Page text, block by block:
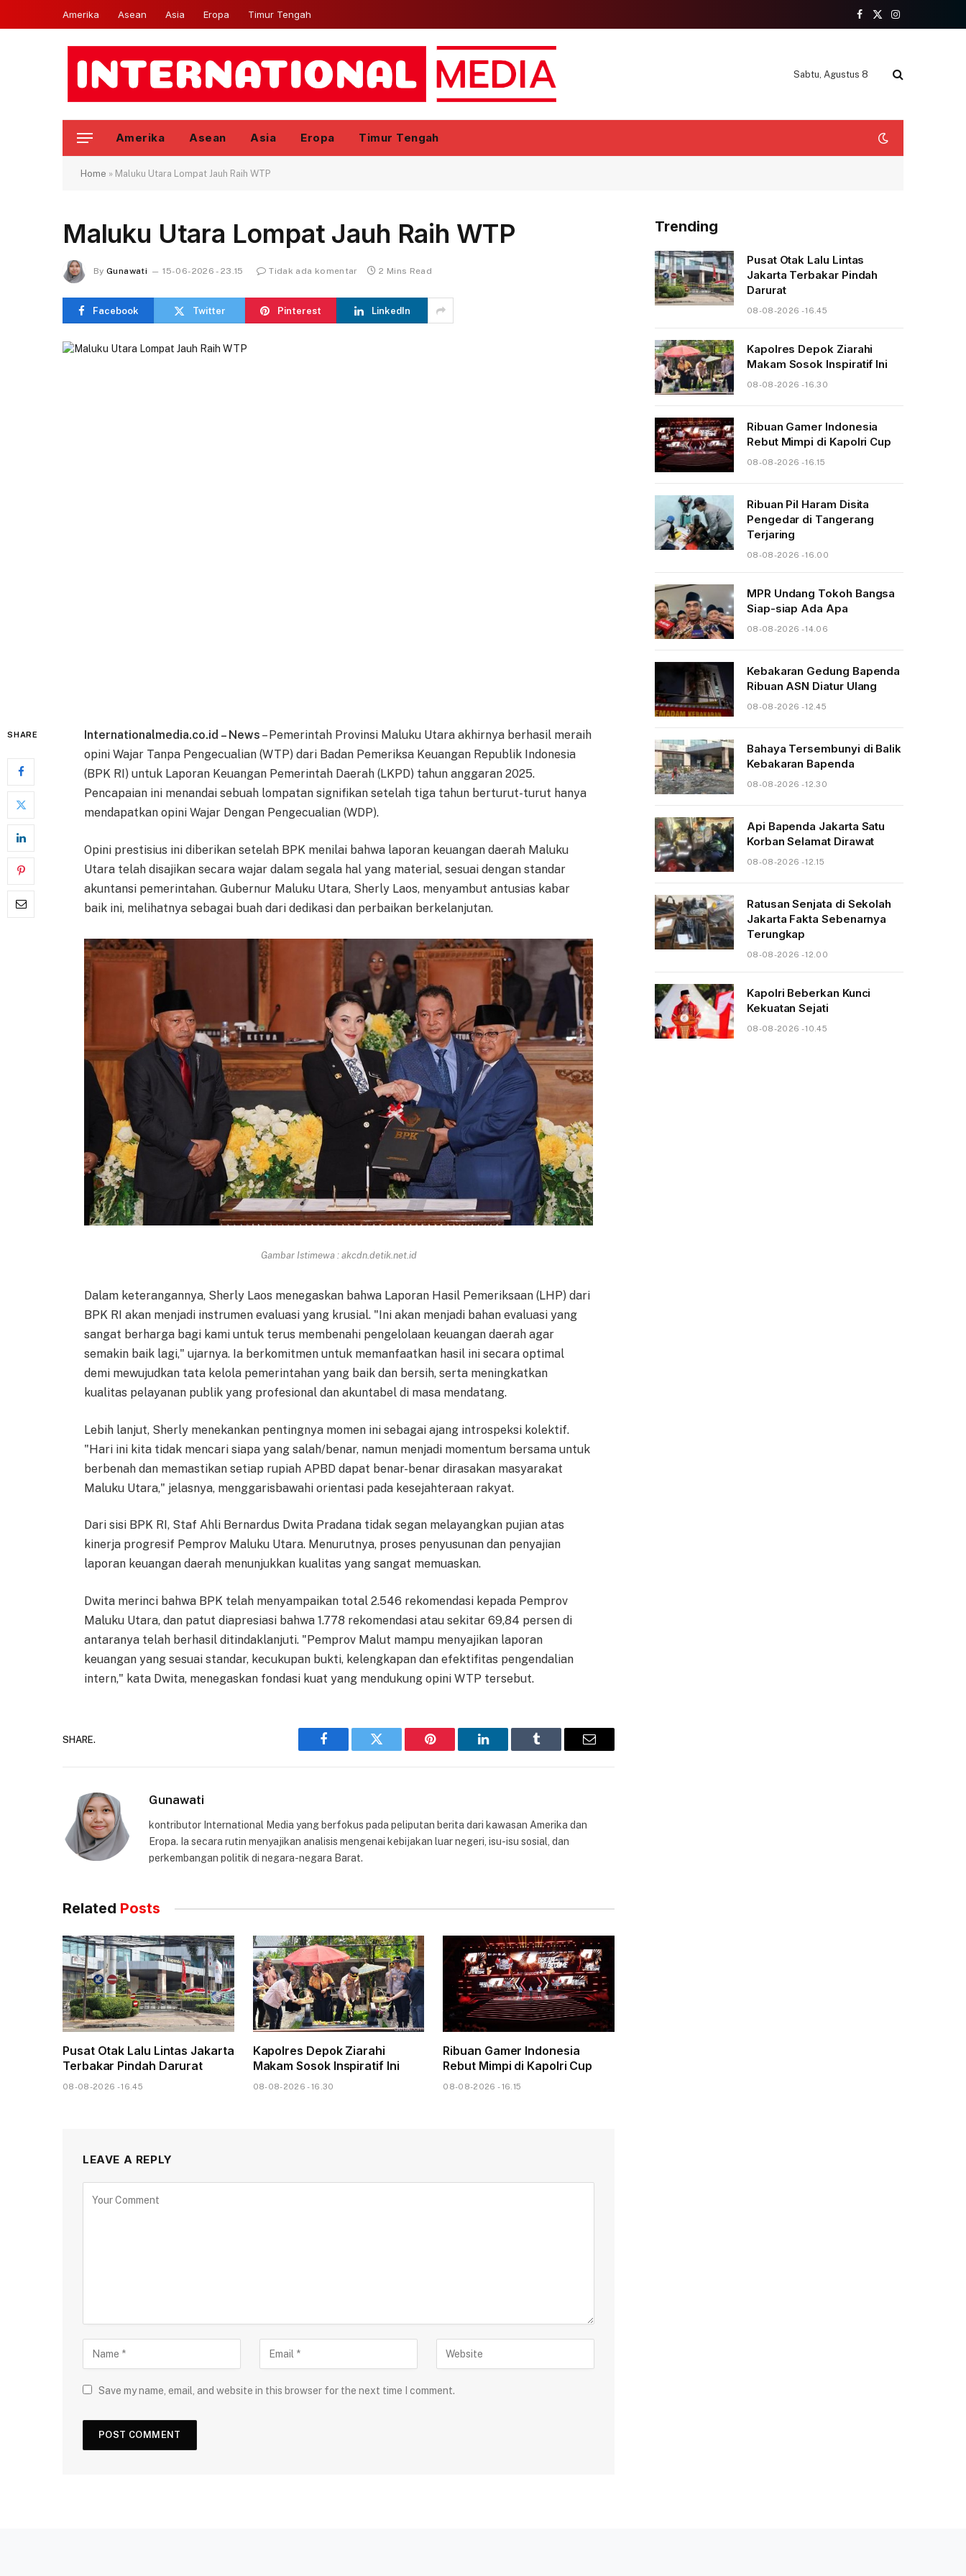
Amerika Asean Asia Eropa Timur Tengah
Facebook
X
Instagram
Sabtu, Agustus 8
Amerika Asean Asia Eropa Timur Tengah
Home » Maluku Utara Lompat Jauh Raih WTP
Maluku Utara Lompat Jauh Raih WTP
By Gunawati 15-06-2026 - 23.15 Tidak ada komentar 2 Mins Read
Facebook Twitter Pinterest LinkedIn
SHARE Internationalmedia.co.id – News – Pemerintah Provinsi Maluku Utara akhirnya berhasil meraih
opini Wajar Tanpa Pengecualian (WTP) dari Badan Pemeriksa Keuangan Republik Indonesia
(BPK RI) untuk Laporan Keuangan Pemerintah Daerah (LKPD) tahun anggaran 2025.
Pencapaian ini menandai sebuah lompatan signifikan setelah tiga tahun berturut-turut hanya
mendapatkan opini Wajar Dengan Pengecualian (WDP).
Opini prestisius ini diberikan setelah BPK menilai bahwa laporan keuangan daerah Maluku
Utara telah disajikan secara wajar dalam segala hal yang material, sesuai dengan standar
akuntansi pemerintahan. Gubernur Maluku Utara, Sherly Laos, menyambut antusias kabar
baik ini, melihatnya sebagai buah dari dedikasi dan perbaikan berkelanjutan.
Gambar Istimewa : akcdn.detik.net.id
Dalam keterangannya, Sherly Laos menegaskan bahwa Laporan Hasil Pemeriksaan (LHP) dari
BPK RI akan menjadi instrumen evaluasi yang krusial. "Ini akan menjadi bahan evaluasi yang
sangat berharga bagi kami untuk terus membenahi pengelolaan keuangan daerah agar
semakin baik lagi," ujarnya. Ia berkomitmen untuk memanfaatkan hasil ini secara optimal
demi mewujudkan tata kelola pemerintahan yang baik dan bersih, serta meningkatkan
kualitas pelayanan publik yang profesional dan akuntabel di masa mendatang.
Lebih lanjut, Sherly menekankan pentingnya momen ini sebagai ajang introspeksi kolektif.
"Hari ini kita tidak mencari siapa yang salah/benar, namun menjadi momentum bersama untuk
berbenah dan memastikan setiap rupiah APBD dapat benar-benar dirasakan masyarakat
Maluku Utara," jelasnya, menggarisbawahi orientasi pada kesejahteraan rakyat.
Dari sisi BPK RI, Staf Ahli Bernardus Dwita Pradana tidak segan melayangkan pujian atas
kinerja progresif Pemprov Maluku Utara. Menurutnya, proses penyusunan dan penyajian
laporan keuangan daerah menunjukkan kualitas yang sangat memuaskan.
Dwita merinci bahwa BPK telah menyampaikan total 2.546 rekomendasi kepada Pemprov
Maluku Utara, dan patut diapresiasi bahwa 1.778 rekomendasi atau sekitar 69,84 persen di
antaranya telah berhasil ditindaklanjuti. "Pemprov Malut mampu menyajikan laporan
keuangan yang sesuai standar, kecukupan bukti, kelengkapan dan efektifitas pengendalian
intern," kata Dwita, menegaskan fondasi kuat yang mendukung opini WTP tersebut.
SHARE.
Facebook Twitter Pinterest LinkedIn Tumblr Email
Gunawati
kontributor International Media yang berfokus pada peliputan berita dari kawasan Amerika dan
Eropa. Ia secara rutin menyajikan analisis mengenai kebijakan luar negeri, isu-isu sosial, dan
perkembangan politik di negara-negara Barat.
Related Posts
Pusat Otak Lalu Lintas Jakarta
Terbakar Pindah Darurat
08-08-2026 - 16.45
Kapolres Depok Ziarahi
Makam Sosok Inspiratif Ini
08-08-2026 - 16.30
Ribuan Gamer Indonesia
Rebut Mimpi di Kapolri Cup
08-08-2026 - 16.15
LEAVE A REPLY
Save my name, email, and website in this browser for the next time I comment.
Trending
Pusat Otak Lalu Lintas
Jakarta Terbakar Pindah
Darurat
08-08-2026 - 16.45
Kapolres Depok Ziarahi
Makam Sosok Inspiratif Ini
08-08-2026 - 16.30
Ribuan Gamer Indonesia
Rebut Mimpi di Kapolri Cup
08-08-2026 - 16.15
Ribuan Pil Haram Disita
Pengedar di Tangerang
Terjaring
08-08-2026 - 16.00
MPR Undang Tokoh Bangsa
Siap-siap Ada Apa
08-08-2026 - 14.06
Kebakaran Gedung Bapenda
Ribuan ASN Diatur Ulang
08-08-2026 - 12.45
Bahaya Tersembunyi di Balik
Kebakaran Bapenda
08-08-2026 - 12.30
Api Bapenda Jakarta Satu
Korban Selamat Dirawat
08-08-2026 - 12.15
Ratusan Senjata di Sekolah
Jakarta Fakta Sebenarnya
Terungkap
08-08-2026 - 12.00
Kapolri Beberkan Kunci
Kekuatan Sejati
08-08-2026 - 10.45